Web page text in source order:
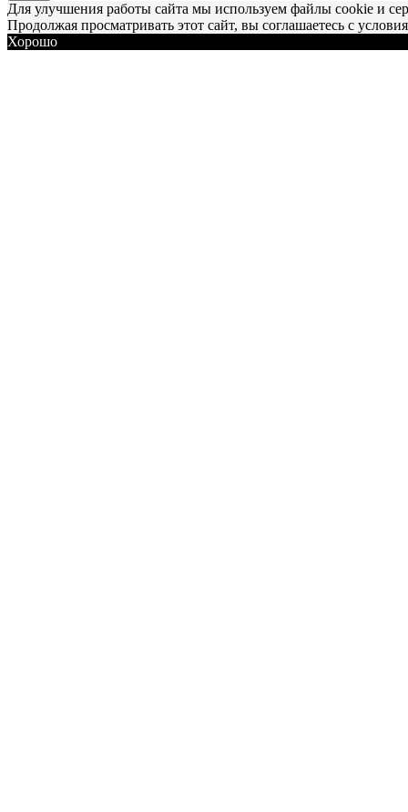
Для улучшения работы сайта мы используем файлы cookie и
Продолжая просматривать этот сайт, вы соглашаетесь с
Хорошо